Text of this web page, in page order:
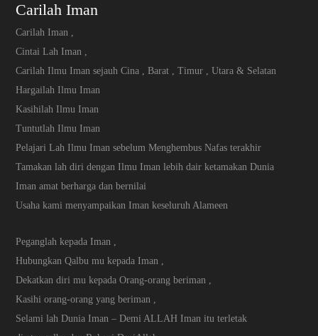
Carilah Iman
Carilah Iman ,
Cintai Lah Iman ,
Carilah Ilmu Iman sejauh Cina , Barat , Timur , Utara & Selatan
Hargailah Ilmu Iman
Kasihilah Ilmu Iman
Tuntutlah Ilmu Iman
Pelajari Lah Ilmu Iman sebelum Menghembus Nafas terakhir
Tamakan lah diri dengan Ilmu Iman lebih dair ketamakan Dunia
Iman amat berharga dan bernilai
Usaha kami menyampaikan Iman keseluruh Alameen
Peganglah kepada Iman ,
Hubungkan Qalbu mu kepada Iman ,
Dekatkan diri mu kepada Orang-orang beriman ,
Kasihi orang-orang yang beriman ,
Selami lah Dunia Iman – Demi ALLAH Iman itu terletak